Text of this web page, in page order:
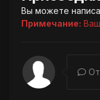
Вы можете
Примечание: